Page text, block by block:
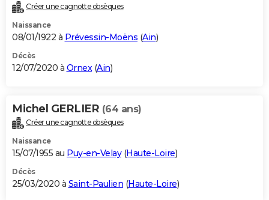
Créer une cagnotte obsèques
Naissance
08/01/1922 à Prévessin-Moëns (Ain)
Décès
12/07/2020 à Ornex(Ain)
Michel GERLIER (64 ans)
Créer une cagnotte obsèques
Naissance
15/07/1955 au Puy-en-Velay(Haute-Loire)
Décès
25/03/2020 à Saint-Paulien (Haute-Loire)